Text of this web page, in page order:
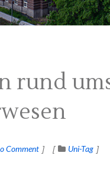
rund
Comment Uni-Tag